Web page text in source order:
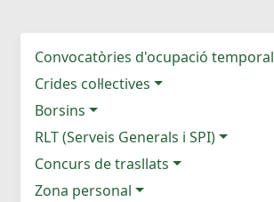
Convocatòries d'ocupació temporal
Crides col·lectives
Borsins
RLT (Serveis Generals i SPI)
Concurs de trasllats
Zona personal